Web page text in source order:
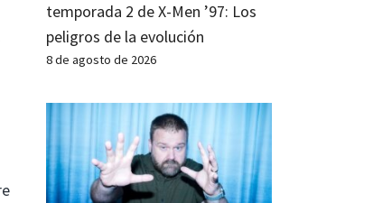
temporada 2 de X-Men ’97: Los
peligros de la evolución
8 de agosto de 2026